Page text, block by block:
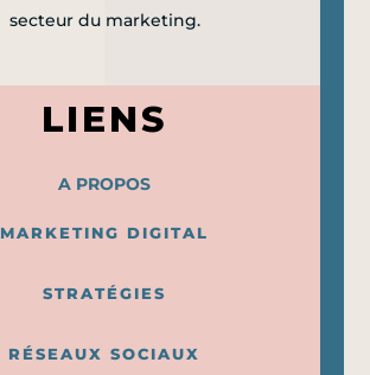
secteur du marketing.
LIENS
A PROPOS
MARKETING DIGITAL
STRATÉGIES
RÉSEAUX SOCIAUX